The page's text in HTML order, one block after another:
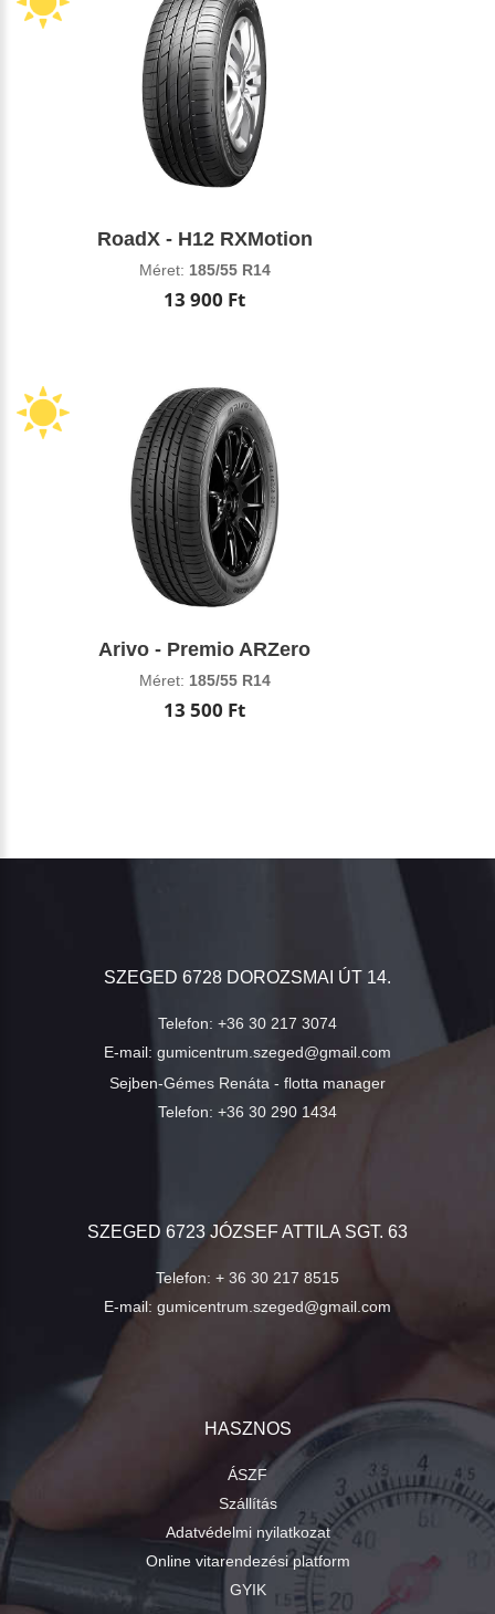
RoadX - H12 RXMotion
Méret: 185/55 R14
13 900 Ft
Arivo - Premio ARZero
Méret: 185/55 R14
13 500 Ft
SZEGED 6728 DOROZSMAI ÚT 14.
Telefon: +36 30 217 3074
E-mail: gumicentrum.szeged@gmail.com
Sejben-Gémes Renáta - flotta manager
Telefon: +36 30 290 1434
SZEGED 6723 JÓZSEF ATTILA SGT. 63
Telefon: + 36 30 217 8515
E-mail: gumicentrum.szeged@gmail.com
HASZNOS
ÁSZF
Szállítás
Adatvédelmi nyilatkozat
Online vitarendezési platform
GYIK